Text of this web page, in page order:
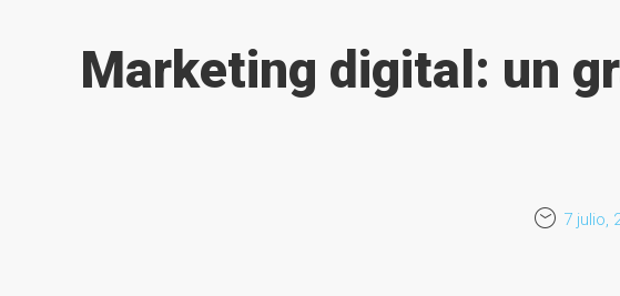
Marketing digital: un
7 julio,